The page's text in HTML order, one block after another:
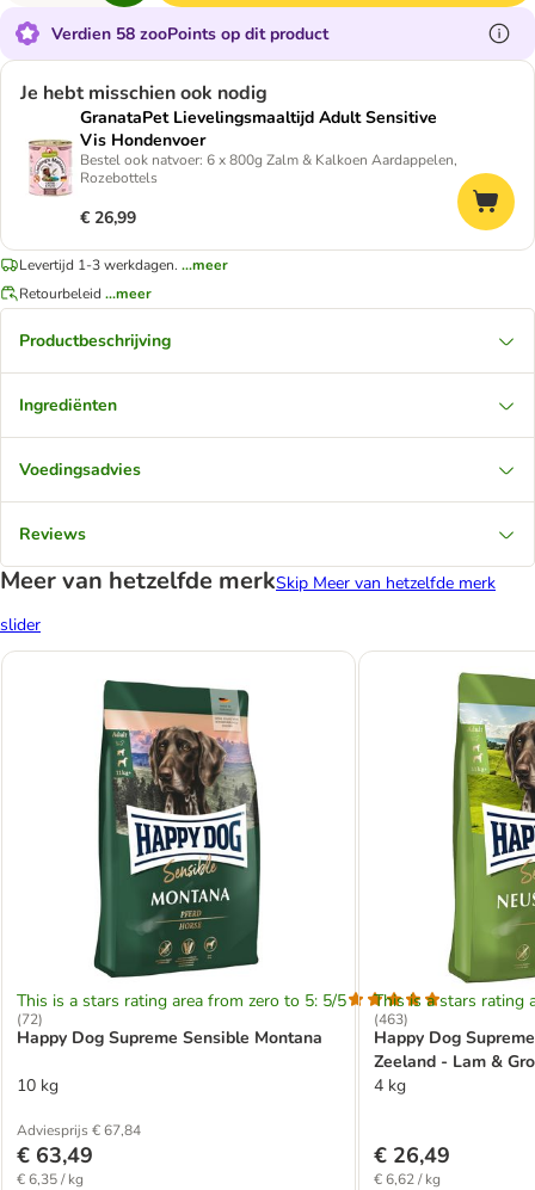
Verdien 58 zooPoints op dit product
Je hebt misschien ook nodig
GranataPet Lievelingsmaaltijd Adult Sensitive
Vis Hondenvoer
Bestel ook natvoer: 6 x 800g Zalm & Kalkoen Aardappelen,
Rozebottels
€ 26,99
Levertijd 1-3 werkdagen. ...meer
Retourbeleid ...meer
Productbeschrijving
Ingrediënten
Voedingsadvies
Reviews
Meer van hetzelfde merkSkip Meer van hetzelfde merk
slider
This is a stars rating area from zero to 5: 5/5
(72)
Happy Dog Supreme Sensible Montana
10 kg
Adviesprijs € 67,84
€ 63,49
€ 6,35 / kg
This is a stars rating
(463)
Happy Dog
Zeeland - Lam &
4 kg
€ 26,49
€ 6,62 / kg